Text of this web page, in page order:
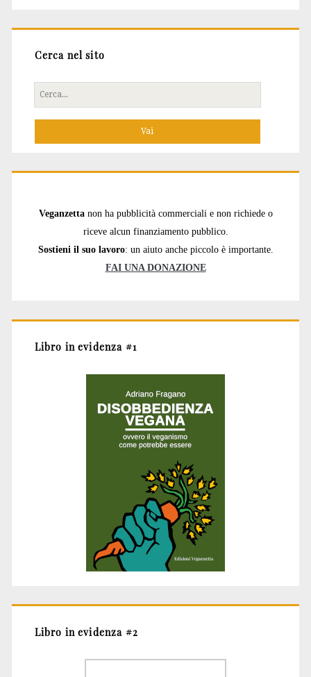
Cerca nel sito
Cerca
per:
Veganzetta non ha pubblicità commerciali e non richiede o
riceve alcun finanziamento pubblico.
Sostieni il suo lavoro: un aiuto anche piccolo è importante.
FAI UNA DONAZIONE
Libro in evidenza #1
Libro in evidenza #2